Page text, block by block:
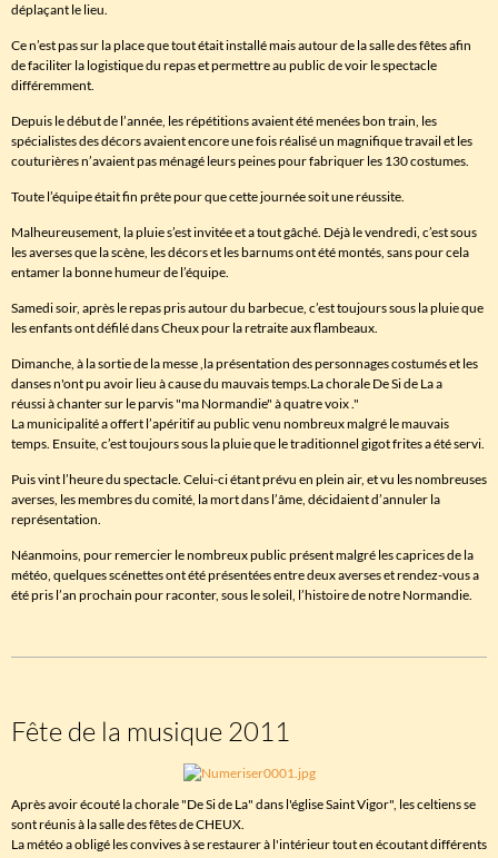
déplaçant le lieu.
Ce n’est pas sur la place que tout était installé mais autour de la salle des fêtes afin
de faciliter la logistique du repas et permettre au public de voir le spectacle
différemment.
Depuis le début de l’année, les répétitions avaient été menées bon train, les
spécialistes des décors avaient encore une fois réalisé un magnifique travail et les
couturières n’avaient pas ménagé leurs peines pour fabriquer les 130 costumes.
Toute l’équipe était fin prête pour que cette journée soit une réussite.
Malheureusement, la pluie s’est invitée et a tout gâché. Déjà le vendredi, c’est sous
les averses que la scène, les décors et les barnums ont été montés, sans pour cela
entamer la bonne humeur de l’équipe.
Samedi soir, après le repas pris autour du barbecue, c’est toujours sous la pluie que
les enfants ont défilé dans Cheux pour la retraite aux flambeaux.
Dimanche, à la sortie de la messe ,la présentation des personnages costumés et les
danses n'ont pu avoir lieu à cause du mauvais temps.La chorale De Si de La a
réussi à chanter sur le parvis "ma Normandie" à quatre voix ."
La municipalité a offert l’apéritif au public venu nombreux malgré le mauvais
temps. Ensuite, c’est toujours sous la pluie que le traditionnel gigot frites a été servi.
Puis vint l’heure du spectacle. Celui-ci étant prévu en plein air, et vu les nombreuses
averses, les membres du comité, la mort dans l’âme, décidaient d’annuler la
représentation.
Néanmoins, pour remercier le nombreux public présent malgré les caprices de la
météo, quelques scénettes ont été présentées entre deux averses et rendez-vous a
été pris l’an prochain pour raconter, sous le soleil, l’histoire de notre Normandie.
Fête de la musique 2011
Après avoir écouté la chorale "De Si de La" dans l'église Saint Vigor", les celtiens se
sont réunis à la salle des fêtes de CHEUX.
La météo a obligé les convives à se restaurer à l'intérieur tout en écoutant différents